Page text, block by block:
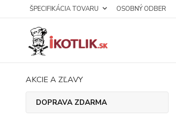
ŠPECIFIKÁCIA TOVARU OSOBNÝ ODBER
AKCIE A ZĽAVY
DOPRAVA ZDARMA